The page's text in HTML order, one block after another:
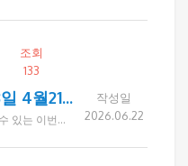
조회
133
스페인포르투갈모로코13일 4월21일
유럽과 이슬람 문화권을 함께 경험할수 있는 이번여행은 드림투어로 다녀오신분이 추천해서 다녀오게 되었는데 호텔이 전반적으로 깨끗하고, 식사가 생각보다 훨씬 잘 나와 만족했습니다. 가기전에는 모로코 뭐 볼꺼 있나? 했는데 다녀와서는 모로코가 가장 기억에 남습니다. 장거리 일정이었지만 전반적으로 만족스러웠고 사장님과 가이드님이 세심하게 챙겨주셔서 편안하게 여행했습니다. 추천해주신 분께도 감사드리고, 앞으로 발전하는 여행사가 되시길 바랍니다. 다음 여행은 크로아티아를 가보고 싶습니다. 연락드리겠습니다
작성일
2026.06.22